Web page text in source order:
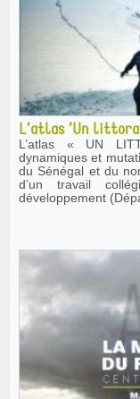
L’atlas ’Un
L’atlas « UN
dynamiques et
du Sénégal et du
d’un travail
développement